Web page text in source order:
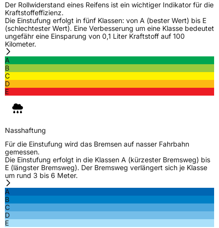
M+SJa
EU Label
Effizienz
NasshaftungB
Rollgeräusch (Klasse)B
Fahrzeugklasse
3PMSF / Schneeflockensymbol / Alpine-Symbol Ja
EPREL ID
Allgemeine Produktsicherheit (GPSR)
Der Rollwiderstand eines Reifens ist ein wichtiger Indikator für die
Kraftstoffeffizienz.
Die Einstufung erfolgt in fünf Klassen: von A (bester Wert) bis E
(schlechtester Wert). Eine Verbesserung um eine Klasse bedeutet
ungefähr eine Einsparung von 0,1 Liter Kraftstoff auf 100
Kilometer.
A
B
C
D
E
Nasshaftung
Für die Einstufung wird das Bremsen auf nasser Fahrbahn
gemessen.
Die Einstufung erfolgt in die Klassen A (kürzester Bremsweg) bis
E (längster Bremsweg). Der Bremsweg verlängert sich je Klasse
um rund 3 bis 6 Meter.
A
B
C
D
E